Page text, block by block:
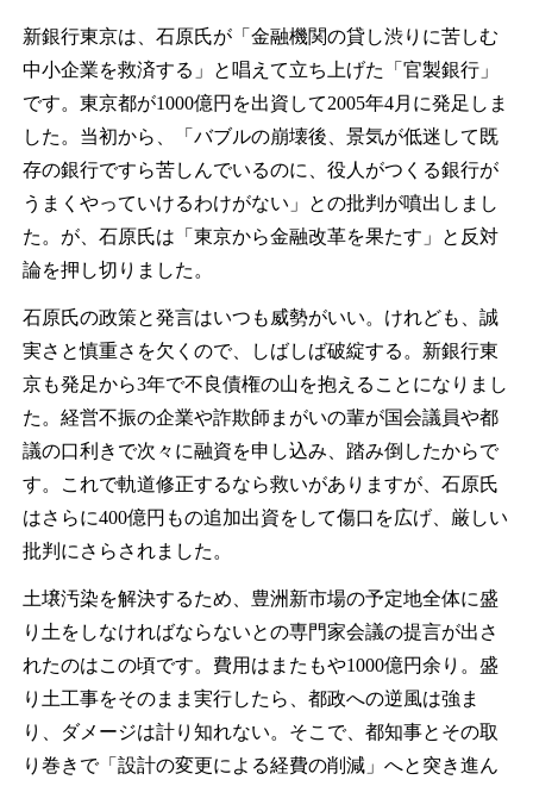
新銀行東京は、石原氏が「金融機関の貸し渋りに苦しむ
中小企業を救済する」と唱えて立ち上げた「官製銀行」
です。東京都が1000億円を出資して2005年4月に発足しま
した。当初から、「バブルの崩壊後、景気が低迷して既
存の銀行ですら苦しんでいるのに、役人がつくる銀行が
うまくやっていけるわけがない」との批判が噴出しまし
た。が、石原氏は「東京から金融改革を果たす」と反対
論を押し切りました。
石原氏の政策と発言はいつも威勢がいい。けれども、誠
実さと慎重さを欠くので、しばしば破綻する。新銀行東
京も発足から3年で不良債権の山を抱えることになりまし
た。経営不振の企業や詐欺師まがいの輩が国会議員や都
議の口利きで次々に融資を申し込み、踏み倒したからで
す。これで軌道修正するなら救いがありますが、石原氏
はさらに400億円もの追加出資をして傷口を広げ、厳しい
批判にさらされました。
土壌汚染を解決するため、豊洲新市場の予定地全体に盛
り土をしなければならないとの専門家会議の提言が出さ
れたのはこの頃です。費用はまたもや1000億円余り。盛
り土工事をそのまま実行したら、都政への逆風は強ま
り、ダメージは計り知れない。そこで、都知事とその取
り巻きで「設計の変更による経費の削減」へと突き進ん